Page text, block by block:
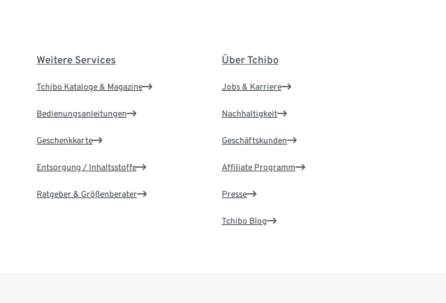
Weitere Services
Tchibo Kataloge & Magazine
Bedienungsanleitungen
Geschenkkarte
Entsorgung / Inhaltsstoffe
Ratgeber & Größenberater
Über Tchibo
Jobs & Karriere
Nachhaltigkeit
Geschäftskunden
Affiliate Programm
Presse
Tchibo Blog